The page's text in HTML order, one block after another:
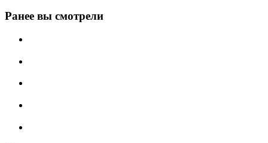
Ранее вы смотрели